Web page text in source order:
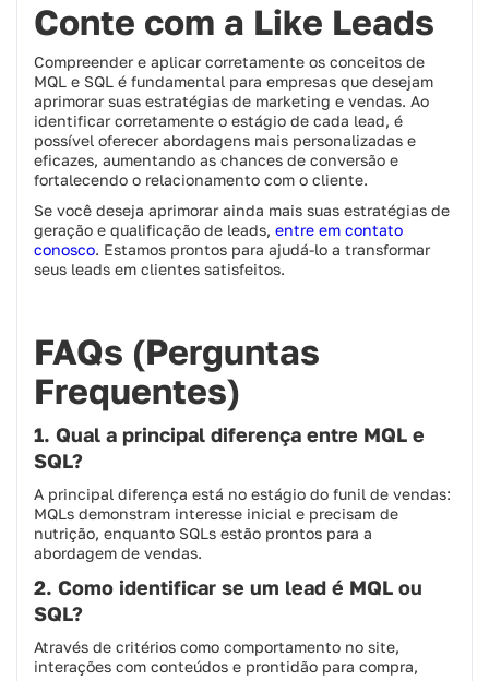
Conte com a Like Leads
Compreender e aplicar corretamente os conceitos de
MQL e SQL é fundamental para empresas que desejam
aprimorar suas estratégias de marketing e vendas. Ao
identificar corretamente o estágio de cada lead, é
possível oferecer abordagens mais personalizadas e
eficazes, aumentando as chances de conversão e
fortalecendo o relacionamento com o cliente.​
Se você deseja aprimorar ainda mais suas estratégias de
geração e qualificação de leads, entre em contato
conosco. Estamos prontos para ajudá-lo a transformar
seus leads em clientes satisfeitos.
FAQs (Perguntas
Frequentes)
1. Qual a principal diferença entre MQL e
SQL?
A principal diferença está no estágio do funil de vendas:
MQLs demonstram interesse inicial e precisam de
nutrição, enquanto SQLs estão prontos para a
abordagem de vendas.​
2. Como identificar se um lead é MQL ou
SQL?
Através de critérios como comportamento no site,
interações com conteúdos e prontidão para compra,